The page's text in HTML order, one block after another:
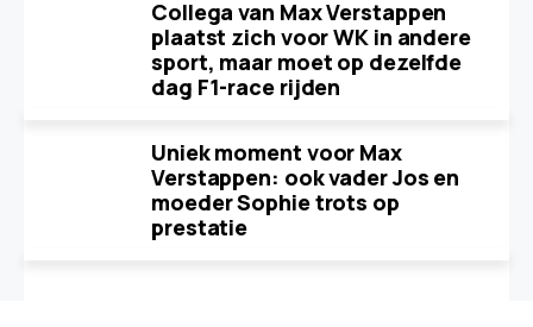
Collega van Max Verstappen
plaatst zich voor WK in andere
sport, maar moet op dezelfde
dag F1-race rijden
Uniek moment voor Max
Verstappen: ook vader Jos en
moeder Sophie trots op
prestatie